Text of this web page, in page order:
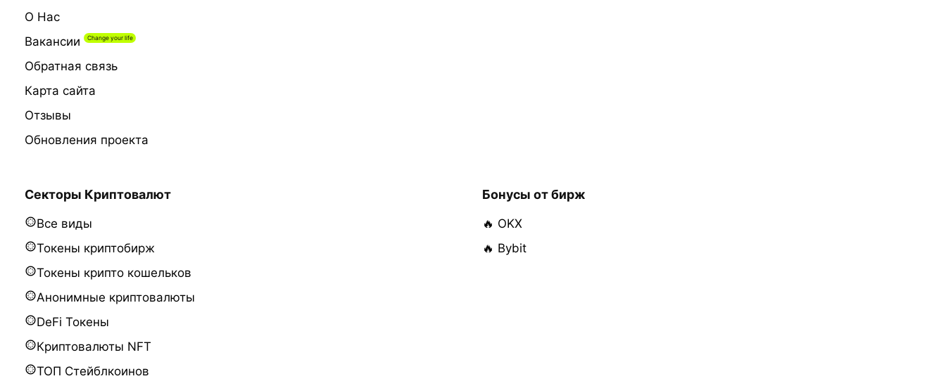
О Нас
Вакансии
Обратная связь
Карта сайта
Отзывы
Обновления проекта
Секторы Криптовалют
Все виды
Токены криптобирж
Токены крипто кошельков
Анонимные криптовалюты
DeFi Токены
Криптовалюты NFT
ТОП Стейблкоинов
Бонусы от бирж
🔥 OKX
🔥 Bybit